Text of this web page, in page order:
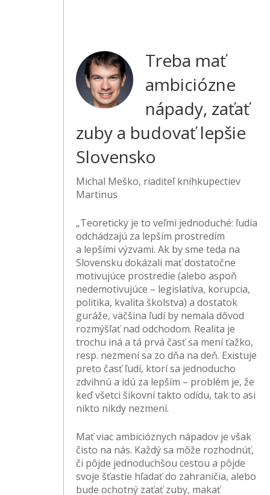
Treba mať
ambiciózne
nápady, zaťať
zuby a budovať lepšie
Slovensko
Michal Meško, riaditeľ kníhkupectiev
Martinus
„Teoreticky je to veľmi jednoduché: ľudia
odchádzajú za lepším prostredím
a lepšími výzvami. Ak by sme teda na
Slovensku dokázali mať dostatočne
motivujúce prostredie (alebo aspoň
nedemotivujúce – legislatíva, korupcia,
politika, kvalita školstva) a dostatok
guráže, väčšina ľudí by nemala dôvod
rozmýšľať nad odchodom. Realita je
trochu iná a tá prvá časť sa mení ťažko,
resp. nezmení sa zo dňa na deň. Existuje
preto časť ľudí, ktorí sa jednoducho
zdvihnú a idú za lepším – problém je, že
keď všetci šikovní takto odídu, tak to asi
nikto nikdy nezmení.
Mať viac ambicióznych nápadov je však
čisto na nás. Každý sa môže rozhodnúť,
či pôjde jednoduchšou cestou a pôjde
svoje šťastie hľadať do zahraničia, alebo
bude ochotný zaťať zuby, makať